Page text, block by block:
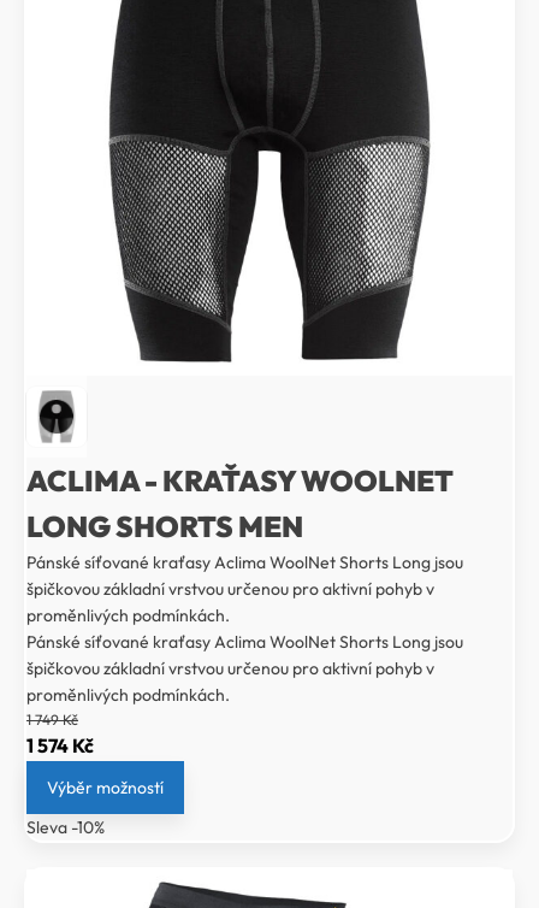
ACLIMA - KRAŤASY WOOLNET
LONG SHORTS MEN
Pánské síťované kraťasy Aclima WoolNet Shorts Long jsou
špičkovou základní vrstvou určenou pro aktivní pohyb v
proměnlivých podmínkách.
Pánské síťované kraťasy Aclima WoolNet Shorts Long jsou
špičkovou základní vrstvou určenou pro aktivní pohyb v
proměnlivých podmínkách.
1 749Kč
Původní
cena
byla:
1
1 574 KčAktuální
cena
1
Výběr možností
Sleva -10%